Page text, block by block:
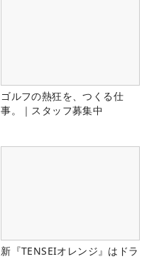
ゴルフの熱狂を、つくる仕
事。｜スタッフ募集中
新『TENSEIオレンジ』はドラ